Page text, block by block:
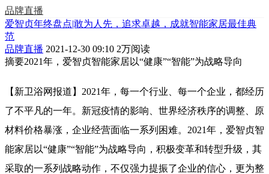
品牌直播
爱智贞年终盘点|敢为人先，追求卓越，成就智能家居最佳典
范
品牌直播 2021-12-30 09:10 2万阅读
摘要2021年，爱智贞智能家居以“健康”“智能”为战略导向
【新卫浴网报道】2021年，每一个行业、每一个企业，都经历
了不平凡的一年。新冠疫情的影响、世界经济秩序的调整、原
材料价格暴涨，企业经营面临一系列困难。2021年，爱智贞智
能家居以“健康”“智能”为战略导向，积极变革和转型升级，其
采取的一系列战略动作，不仅强力提振了企业的信心，更为整